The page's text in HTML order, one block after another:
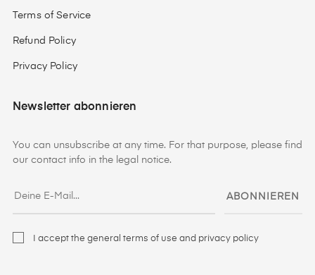
Terms of Service
Refund Policy
Privacy Policy
Newsletter abonnieren
You can unsubscribe at any time. For that purpose, please find
our contact info in the legal notice.
ABONNIEREN
I accept the general terms of use and privacy policy